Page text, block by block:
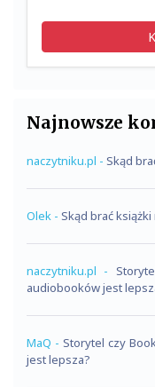
Najnowsze
naczytniku.pl - Skąd
Olek - Skąd brać
naczytniku.pl -
audiobooków jest
MaQ - Storytel czy
jest lepsza?